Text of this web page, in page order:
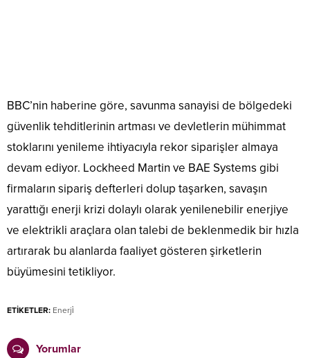
BBC’nin haberine göre, savunma sanayisi de bölgedeki
güvenlik tehditlerinin artması ve devletlerin mühimmat
stoklarını yenileme ihtiyacıyla rekor siparişler almaya
devam ediyor. Lockheed Martin ve BAE Systems gibi
firmaların sipariş defterleri dolup taşarken, savaşın
yarattığı enerji krizi dolaylı olarak yenilenebilir enerjiye
ve elektrikli araçlara olan talebi de beklenmedik bir hızla
artırarak bu alanlarda faaliyet gösteren şirketlerin
büyümesini tetikliyor.
ETİKETLER: Enerji̇
Yorumlar